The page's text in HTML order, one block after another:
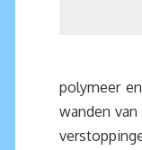
polymeer
wanden